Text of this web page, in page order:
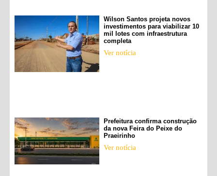
Wilson Santos projeta novos
investimentos para viabilizar 10
mil lotes com infraestrutura
completa
Ver notícia
Prefeitura confirma construção
da nova Feira do Peixe do
Praeirinho
Ver notícia